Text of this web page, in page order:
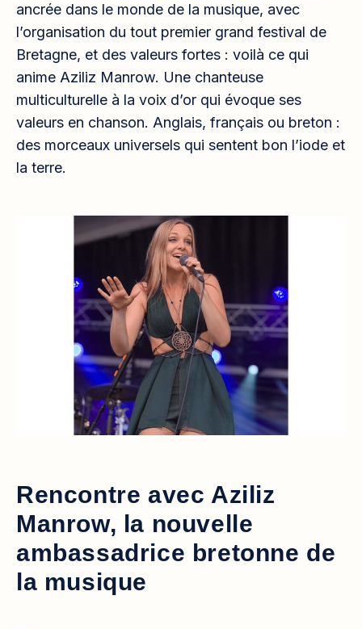
ancrée dans le monde de la musique, avec
l’organisation du tout premier grand festival de
Bretagne, et des valeurs fortes : voilà ce qui
anime Aziliz Manrow. Une chanteuse
multiculturelle à la voix d’or qui évoque ses
valeurs en chanson. Anglais, français ou breton :
des morceaux universels qui sentent bon l’iode et
la terre.
Rencontre avec Aziliz
Manrow, la nouvelle
ambassadrice bretonne de
la musique